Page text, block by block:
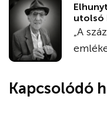
utolsó
„A
Kapcsolódó